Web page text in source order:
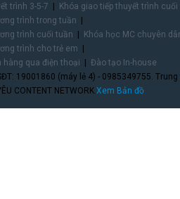
trình 3-5-7
Khóa giao tiếp thuyết trình
trình trong tuần
trình cuối tuần
Khóa học MC chuyên
trình cho trẻ em
hàng qua điện thoại
Đào tạo In-house
19001860 (máy lẻ 4) - 0985349755.
CONTENT NETWORK. Xem Bản đồ